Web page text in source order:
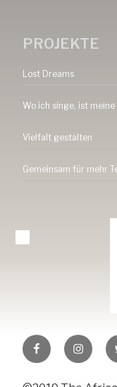
PROJEKTE
Lost Dreams
Wo ich singe, ist
Vielfalt gestalten
Gemeinsam für mehr
Tang-
ev.de
Tang-
ev.de